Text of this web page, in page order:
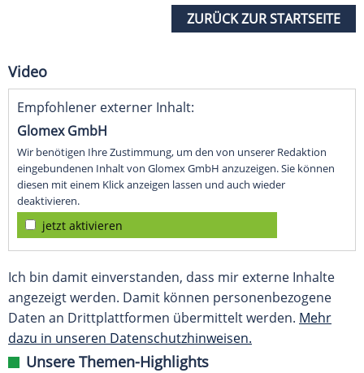
ZURÜCK ZUR STARTSEITE
Video
Empfohlener externer Inhalt:
Glomex GmbH
Wir benötigen Ihre Zustimmung, um den von unserer Redaktion
eingebundenen Inhalt von Glomex GmbH anzuzeigen. Sie können
diesen mit einem Klick anzeigen lassen und auch wieder
deaktivieren.
jetzt aktivieren
Ich bin damit einverstanden, dass mir externe Inhalte
angezeigt werden. Damit können personenbezogene
Daten an Drittplattformen übermittelt werden. Mehr
dazu in unseren Datenschutzhinweisen.
Unsere Themen-Highlights